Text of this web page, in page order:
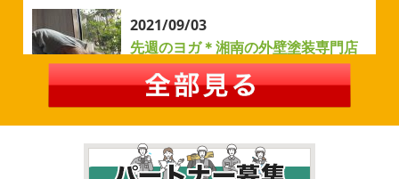
2026/05/02
自転車
＊横浜・藤沢・寒川・茅
ヶ崎・小田原外壁塗装専門店＊
みなさんこんにちは
ＧＷはいかがお
過ごしですか？先日は娘と海沿いにある公園で自転車の練
習に行ってきました
今まではキックボード派だったので
自転車に興味を示さなかったのですが、お友達の影響で欲
しいとお願いされたので早速練 ...
2021/09/03
先週のヨガ＊湘南の外壁塗装専門店
＊
先週のヨガ はい、可愛い～
ダウンド
ッグ
はおちゃんだいぶヨガがお上手に
伸ばしてる後ろ
に、はおちゃんが積み上げたヨガブロックが
夏休み中で
先生の息子さんも
先生2人抱っこすごい
子連れ歓迎ヨ
ガ、運動の秋
皆様も是非一緒 ...